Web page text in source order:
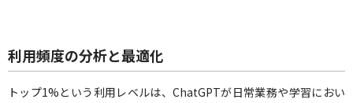
利用頻度の分析と最適化
トップ1%という利用レベルは、ChatGPTが日常業務や学習におい